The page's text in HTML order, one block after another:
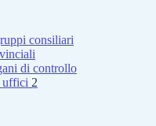
consiliari
di controllo
uffici 2